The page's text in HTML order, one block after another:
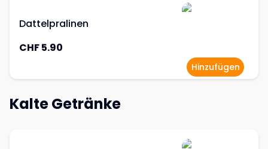
Dattelpralinen
CHF 5.90
Hinzufügen
Kalte Getränke